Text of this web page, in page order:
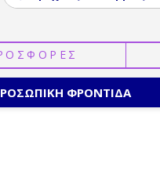
ΦΡΟΝΤΙΔΑ